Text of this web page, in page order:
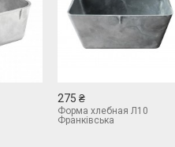
275 ₴
Форма хлебная Л10
Франківська